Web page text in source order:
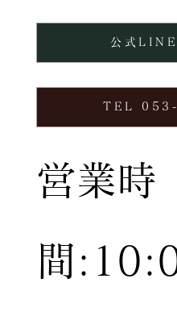
TEL
公式LINE
営業時
間